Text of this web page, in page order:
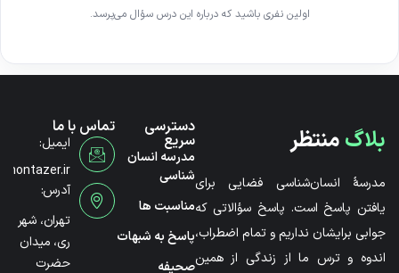
اولین نفری باشید که درباره این درس سؤال می‌پرسد.
بلاگمنتظر
مدرسۀ انسان‌شناسی فضایی برای
یافتن پاسخ است. پاسخ سؤالاتی که
جوابی برایشان نداریم و تمام اضطراب،
اندوه و ترس ما از زندگی از همین
دسترسی
سریع
مدرسه انسان
شناسی
مناسبت ها
پاسخ به شبهات
صحیفه
تماس با ما
ایمیل:
آدرس:
تهران، شهر
ری، میدان
حضرت